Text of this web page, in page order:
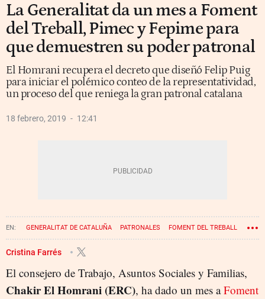
La Generalitat da un mes a Foment
del Treball, Pimec y Fepime para
que demuestren su poder patronal
El Homrani recupera el decreto que diseñó Felip Puig
para iniciar el polémico conteo de la representatividad,
un proceso del que reniega la gran patronal catalana
18 febrero, 2019 12:41
GENERALITAT DE CATALUÑA PATRONALES FOMENT DEL TREBALL
PIMEC JOSEP SÁNCHEZ LLIBRE
Cristina Farrés
El consejero de Trabajo, Asuntos Sociales y Familias,
Chakir El Homrani (ERC), ha dado un mes aFoment